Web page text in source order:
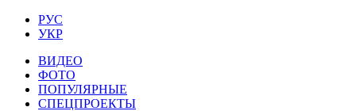
РУС
УКР
ВИДЕО
ФОТО
ПОПУЛЯРНЫЕ
СПЕЦПРОЕКТЫ